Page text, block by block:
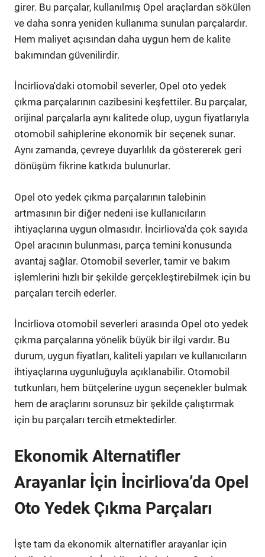
girer. Bu parçalar, kullanılmış Opel araçlardan sökülen
ve daha sonra yeniden kullanıma sunulan parçalardır.
Hem maliyet açısından daha uygun hem de kalite
bakımından güvenilirdir.
İncirliova'daki otomobil severler, Opel oto yedek
çıkma parçalarının cazibesini keşfettiler. Bu parçalar,
orijinal parçalarla aynı kalitede olup, uygun fiyatlarıyla
otomobil sahiplerine ekonomik bir seçenek sunar.
Aynı zamanda, çevreye duyarlılık da göstererek geri
dönüşüm fikrine katkıda bulunurlar.
Opel oto yedek çıkma parçalarının talebinin
artmasının bir diğer nedeni ise kullanıcıların
ihtiyaçlarına uygun olmasıdır. İncirliova'da çok sayıda
Opel aracının bulunması, parça temini konusunda
avantaj sağlar. Otomobil severler, tamir ve bakım
işlemlerini hızlı bir şekilde gerçekleştirebilmek için bu
parçaları tercih ederler.
İncirliova otomobil severleri arasında Opel oto yedek
çıkma parçalarına yönelik büyük bir ilgi vardır. Bu
durum, uygun fiyatları, kaliteli yapıları ve kullanıcıların
ihtiyaçlarına uygunluğuyla açıklanabilir. Otomobil
tutkunları, hem bütçelerine uygun seçenekler bulmak
hem de araçlarını sorunsuz bir şekilde çalıştırmak
için bu parçaları tercih etmektedirler.
Ekonomik Alternatifler
Arayanlar İçin İncirliova’da Opel
Oto Yedek Çıkma Parçaları
İşte tam da ekonomik alternatifler arayanlar için